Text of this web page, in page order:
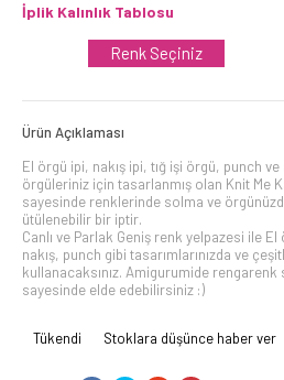
İplik Kalınlık Tablosu
Renk Seçiniz
Ürün Açıklaması
El örgü ipi, nakış ipi, tığ işi örgü, punch
örgüleriniz için tasarlanmış olan Knit Me
sayesinde renklerinde solma ve
ütülenebilir bir iptir.
Canlı ve Parlak Geniş renk yelpazesi ile
nakış, punch gibi tasarımlarınızda ve
kullanacaksınız. Amigurumide rengarenk
sayesinde elde edebilirsiniz :)
Tükendi Stoklara düşünce haber ver